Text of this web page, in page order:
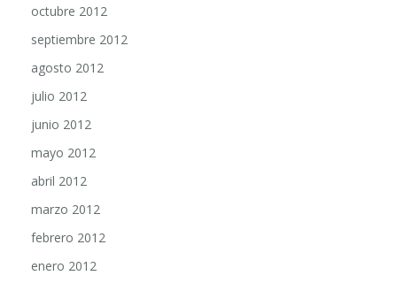
septiembre 2012
agosto 2012
julio 2012
junio 2012
mayo 2012
abril 2012
marzo 2012
febrero 2012
enero 2012
diciembre 2011